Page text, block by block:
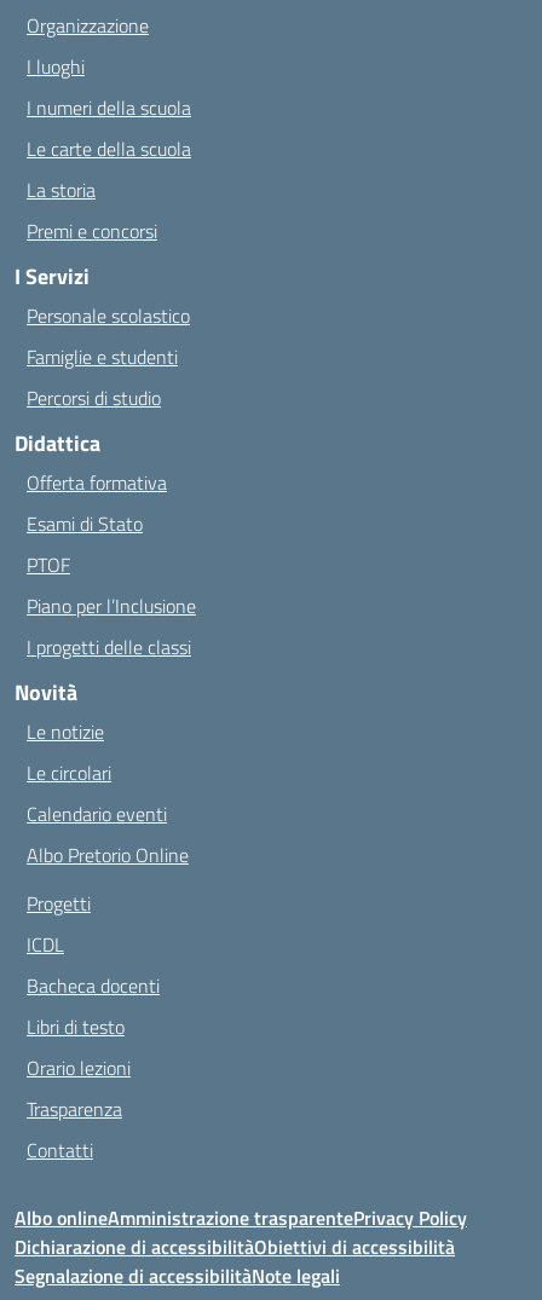
Organizzazione
I luoghi
I numeri della scuola
Le carte della scuola
La storia
Premi e concorsi
I Servizi
Personale scolastico
Famiglie e studenti
Percorsi di studio
Didattica
Offerta formativa
Esami di Stato
PTOF
Piano per l’Inclusione
I progetti delle classi
Novità
Le notizie
Le circolari
Calendario eventi
Albo Pretorio Online
Progetti
ICDL
Bacheca docenti
Libri di testo
Orario lezioni
Trasparenza
Contatti
Albo onlineAmministrazione trasparentePrivacy Policy
Dichiarazione di accessibilitàObiettivi di accessibilità
Segnalazione di accessibilitàNote legali